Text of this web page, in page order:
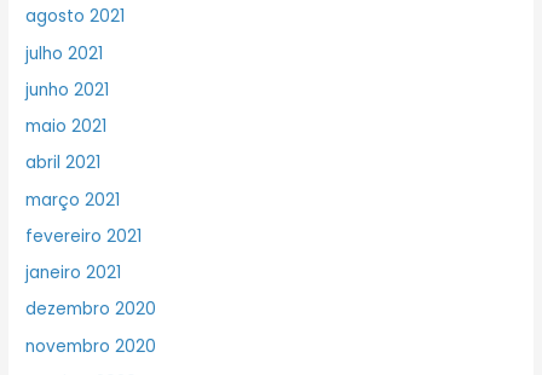
agosto 2021
julho 2021
junho 2021
maio 2021
abril 2021
março 2021
fevereiro 2021
janeiro 2021
dezembro 2020
novembro 2020